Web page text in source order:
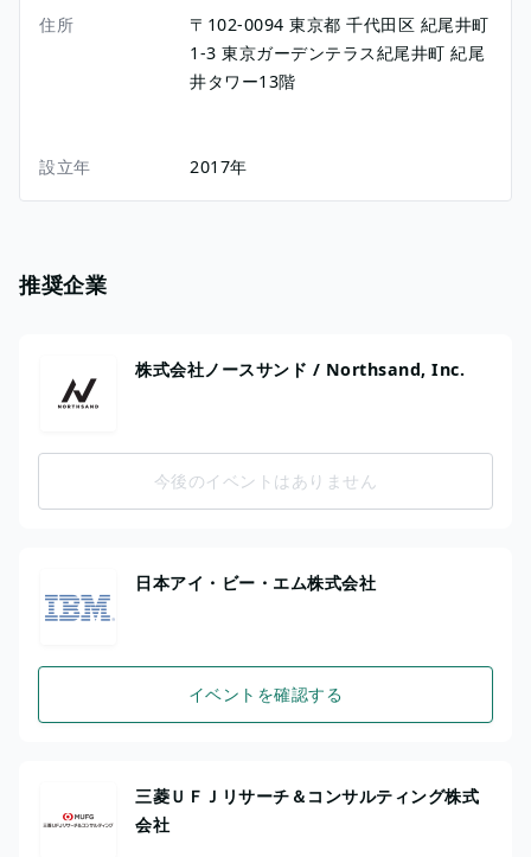
住所 〒102-0094東京都千代田区 紀尾井町
1-3東京ガーデンテラス紀尾井町 紀尾
井タワー13階
設立年 2017年
推奨企業
株式会社ノースサンド / Northsand, Inc.
今後のイベントはありません
日本アイ・ビー・エム株式会社
イベントを確認する
三菱ＵＦＪリサーチ＆コンサルティング株式
会社